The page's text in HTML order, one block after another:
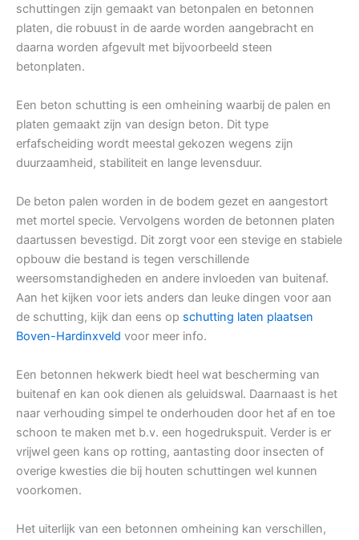
schuttingen zijn gemaakt van betonpalen en betonnen
platen, die robuust in de aarde worden aangebracht en
daarna worden afgevult met bijvoorbeeld steen
betonplaten.
Een beton schutting is een omheining waarbij de palen en
platen gemaakt zijn van design beton. Dit type
erfafscheiding wordt meestal gekozen wegens zijn
duurzaamheid, stabiliteit en lange levensduur.
De beton palen worden in de bodem gezet en aangestort
met mortel specie. Vervolgens worden de betonnen platen
daartussen bevestigd. Dit zorgt voor een stevige en stabiele
opbouw die bestand is tegen verschillende
weersomstandigheden en andere invloeden van buitenaf.
Aan het kijken voor iets anders dan leuke dingen voor aan
de schutting, kijk dan eens op schutting laten plaatsen
Boven-Hardinxveld voor meer info.
Een betonnen hekwerk biedt heel wat bescherming van
buitenaf en kan ook dienen als geluidswal. Daarnaast is het
naar verhouding simpel te onderhouden door het af en toe
schoon te maken met b.v. een hogedrukspuit. Verder is er
vrijwel geen kans op rotting, aantasting door insecten of
overige kwesties die bij houten schuttingen wel kunnen
voorkomen.
Het uiterlijk van een betonnen omheining kan verschillen,